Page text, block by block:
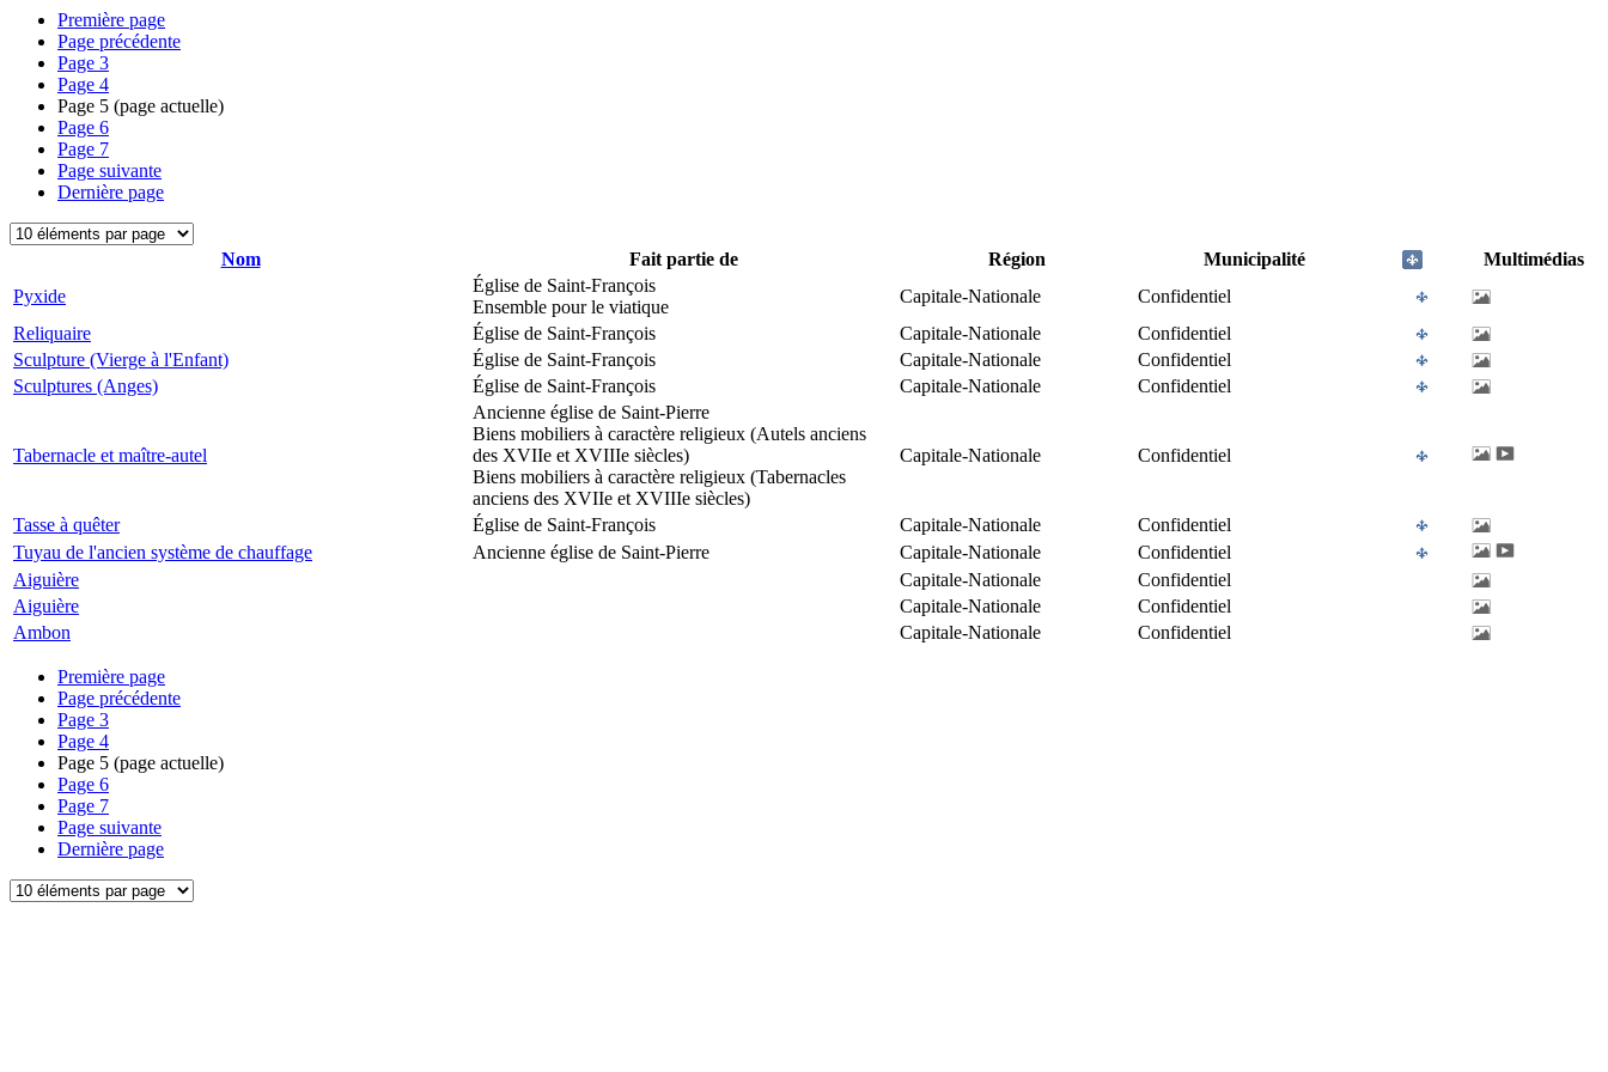
Première page
Page précédente
Page 3
Page 4
Page 5 (page actuelle)
Page 6
Page 7
Page suivante
Dernière page
Nom Fait partie de Région Municipalité
Multimédias
Pyxide
Église de Saint-François
Ensemble pour le viatique
Capitale-Nationale
Confidentiel
Reliquaire
Église de Saint-François Capitale-Nationale
Confidentiel
Sculpture (Vierge à l'Enfant)
Église de Saint-François Capitale-Nationale
Confidentiel
Sculptures (Anges)
Église de Saint-François Capitale-Nationale Confidentiel
Tabernacle et maître-autel
Ancienne église de Saint-Pierre
Biens mobiliers à caractère religieux (Autels anciens
des XVIIe et XVIIIe siècles)
Biens mobiliers à caractère religieux (Tabernacles
anciens des XVIIe et XVIIIe siècles)
Capitale-Nationale Confidentiel
Tasse à quêter Église de Saint-François Capitale-Nationale
Confidentiel
Tuyau de l'ancien système de chauffage
Ancienne église de Saint-Pierre Capitale-Nationale
Confidentiel
Aiguière
Capitale-Nationale
Confidentiel
Aiguière
Capitale-Nationale
Confidentiel
Ambon
Capitale-Nationale Confidentiel
Première page
Page précédente
Page 3
Page 4
Page 5 (page actuelle)
Page 6
Page 7
Page suivante
Dernière page